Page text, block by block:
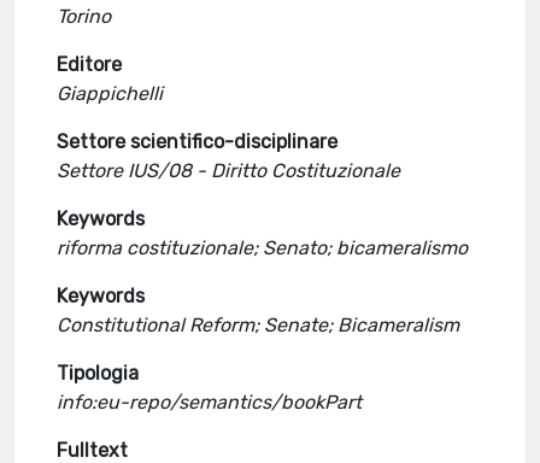
Torino
Editore
Giappichelli
Settore scientifico-disciplinare
Settore IUS/08 - Diritto Costituzionale
Keywords
riforma costituzionale; Senato; bicameralismo
Keywords
Constitutional Reform; Senate; Bicameralism
Tipologia
info:eu-repo/semantics/bookPart
Fulltext